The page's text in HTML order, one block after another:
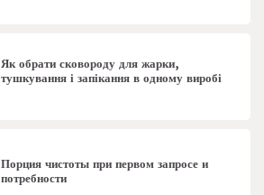
Як обрати сковороду для жарки,
тушкування і запікання в одному виробі
Порция чистоты при первом запросе и
потребности